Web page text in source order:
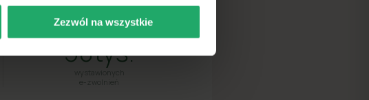
Zezwól na wszystkie
50tys.
e-zwolnień